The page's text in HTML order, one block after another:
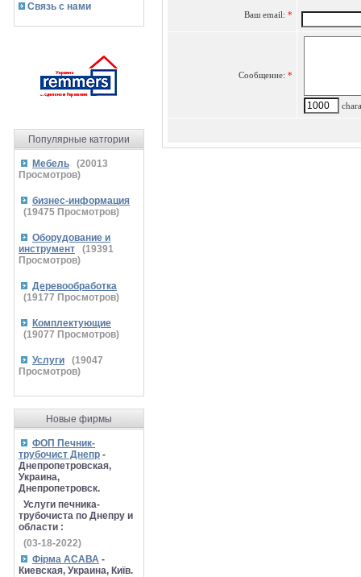
Связь с нами
Популярные катгории
Мебель (20013
Просмотров)
бизнес-информация
(19475 Просмотров)
Оборудование и
инструмент
(19391
Просмотров)
Деревообработка
(19177 Просмотров)
Комплектующие
(19077 Просмотров)
Услуги (19047
Просмотров)
Новые фирмы
ФОП Печник-
трубочист Днепр -
Днепропетровская,
Украина,
Днепропетровск.
Услуги печника-
трубочиста по Днепру и
области :
(03-18-2022)
Фірма АСАВА -
Киевская, Украина, Київ.
Ваш email: *
Сообщение: *